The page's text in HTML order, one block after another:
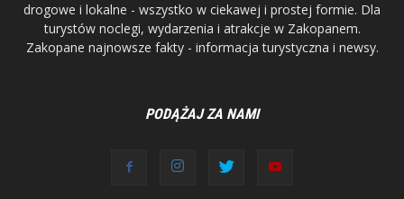
drogowe i lokalne - wszystko w ciekawej i prostej formie. Dla
turystów noclegi, wydarzenia i atrakcje w Zakopanem.
Zakopane najnowsze fakty - informacja turystyczna i newsy.
PODĄŻAJ ZA NAMI